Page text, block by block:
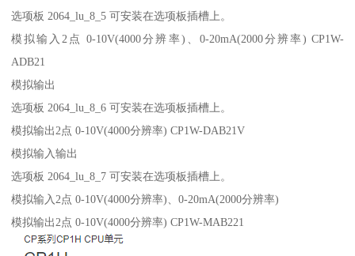
选项板 2064_lu_8_5 可安装在选项板插槽上。
模拟输入2点 0-10V(4000分辨率)、0-20mA(2000分辨率) CP1W-
ADB21
模拟输出
选项板 2064_lu_8_6 可安装在选项板插槽上。
模拟输出2点 0-10V(4000分辨率) CP1W-DAB21V
模拟输入输出
选项板 2064_lu_8_7 可安装在选项板插槽上。
模拟输入2点 0-10V(4000分辨率)、0-20mA(2000分辨率)
模拟输出2点 0-10V(4000分辨率) CP1W-MAB221